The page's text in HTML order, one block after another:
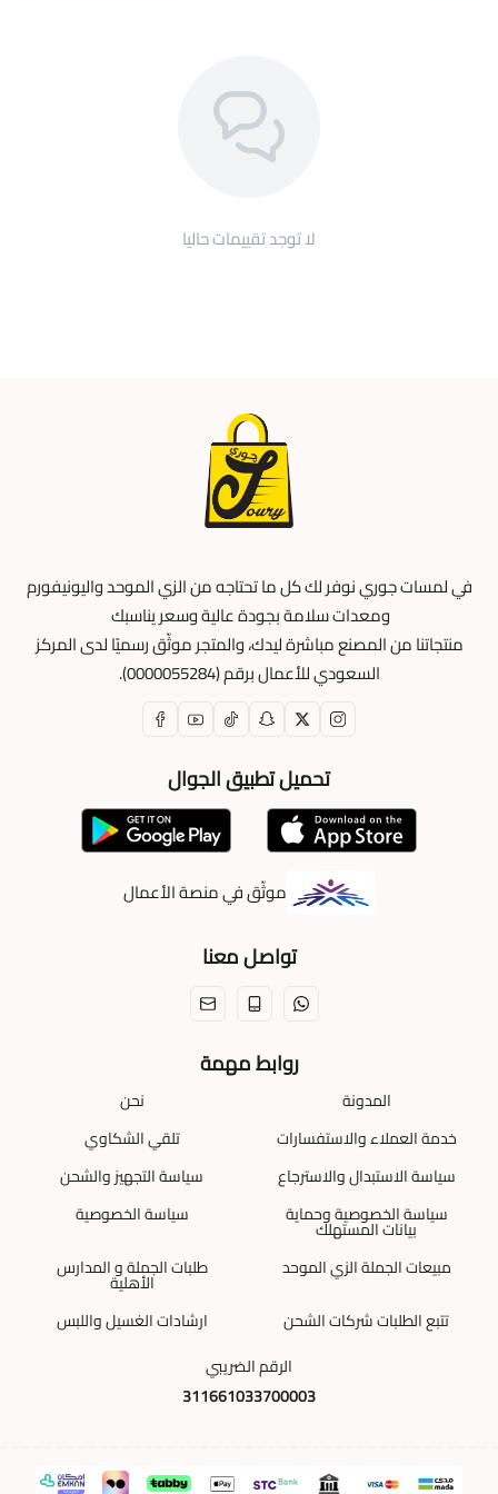
لا توجد تقييمات حاليا
في لمسات جوري نوفر لك كل ما تحتاجه من الزي الموحد واليونيفورم
ومعدات سلامة بجودة عالية وسعر يناسبك
منتجاتنا من المصنع مباشرة ليدك، والمتجر موثّق رسميًا لدى المركز
السعودي للأعمال برقم (0000055284).
تحميل تطبيق الجوال
موثّق في منصة الأعمال
تواصل معنا
روابط مهمة
المدونة
نحن
خدمة العملاء والاستفسارات
تلقي الشكاوي
سياسة الاستبدال والاسترجاع
سياسة التجهيز والشحن
سياسة الخصوصية وحماية
بيانات المستهلك
سياسة الخصوصية
مبيعات الجملة الزي الموحد
طلبات الجملة و المدارس
الأهلية
تتبع الطلبات شركات الشحن
ارشادات الغسيل واللبس
الرقم الضريبي
311661033700003